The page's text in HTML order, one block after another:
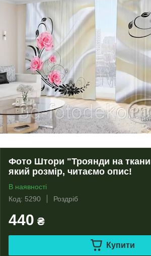
Фото Штори "Троянди на
який розмір, читаємо опис!
В наявності
Код: 5290
Роздріб
440 ₴
Купити